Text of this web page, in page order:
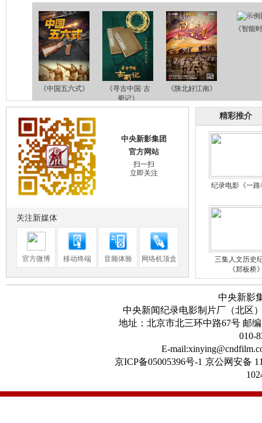
视频推荐
《中国五六式》
《寻古中国·古
《陕北好江南》
中央新影集团
官方网站
关注新媒体
官方微博 移动终端 音频体验 网络机顶盒
精彩推介
《郑板桥
首届华语纪录电
中央新影
中央新闻纪录电影制片厂（北区
地址：北京市北三环中路67号 邮
010-
E-
京公网安备